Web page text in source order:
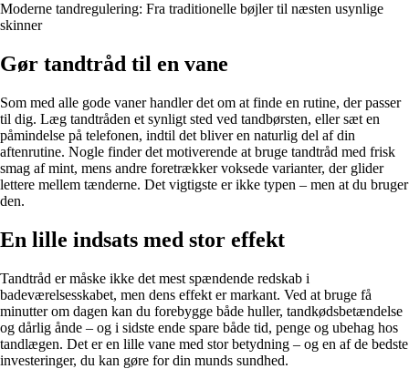
Moderne tandregulering: Fra traditionelle bøjler til næsten usynlige
skinner
Gør tandtråd til en vane
Som med alle gode vaner handler det om at finde en rutine, der passer
til dig. Læg tandtråden et synligt sted ved tandbørsten, eller sæt en
påmindelse på telefonen, indtil det bliver en naturlig del af din
aftenrutine. Nogle finder det motiverende at bruge tandtråd med frisk
smag af mint, mens andre foretrækker voksede varianter, der glider
lettere mellem tænderne. Det vigtigste er ikke typen – men at du bruger
den.
En lille indsats med stor effekt
Tandtråd er måske ikke det mest spændende redskab i
badeværelsesskabet, men dens effekt er markant. Ved at bruge få
minutter om dagen kan du forebygge både huller, tandkødsbetændelse
og dårlig ånde – og i sidste ende spare både tid, penge og ubehag hos
tandlægen. Det er en lille vane med stor betydning – og en af de bedste
investeringer, du kan gøre for din munds sundhed.